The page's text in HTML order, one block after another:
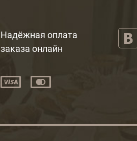
Надёжная оплата
заказа онлайн